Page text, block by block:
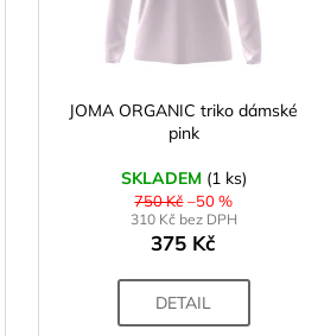
JOMA ORGANIC triko dámské
pink
SKLADEM (1 ks)
750 Kč –50 %
310 Kč bez DPH
375 Kč
DETAIL